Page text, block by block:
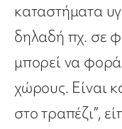
καταστήματα
δηλαδή πχ. σε
μπορεί να
χώρους. Είναι
στο τραπέζι”,